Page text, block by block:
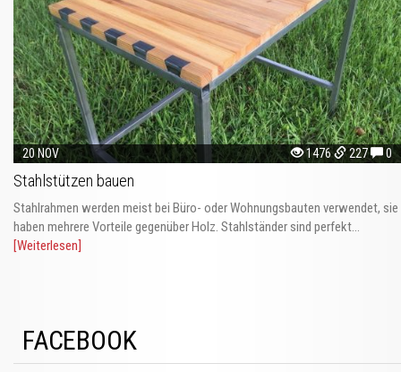
20 NOV 1476 227 0
Stahlstützen bauen
Stahlrahmen werden meist bei Büro- oder Wohnungsbauten verwendet, sie
haben mehrere Vorteile gegenüber Holz. Stahlständer sind perfekt...
[Weiterlesen]
FACEBOOK